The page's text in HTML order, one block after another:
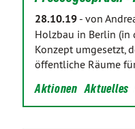
28.10.19 - von
Holzbau in Berlin (in
Konzept umgesetzt,
öffentliche Räume
Aktionen Aktuelles